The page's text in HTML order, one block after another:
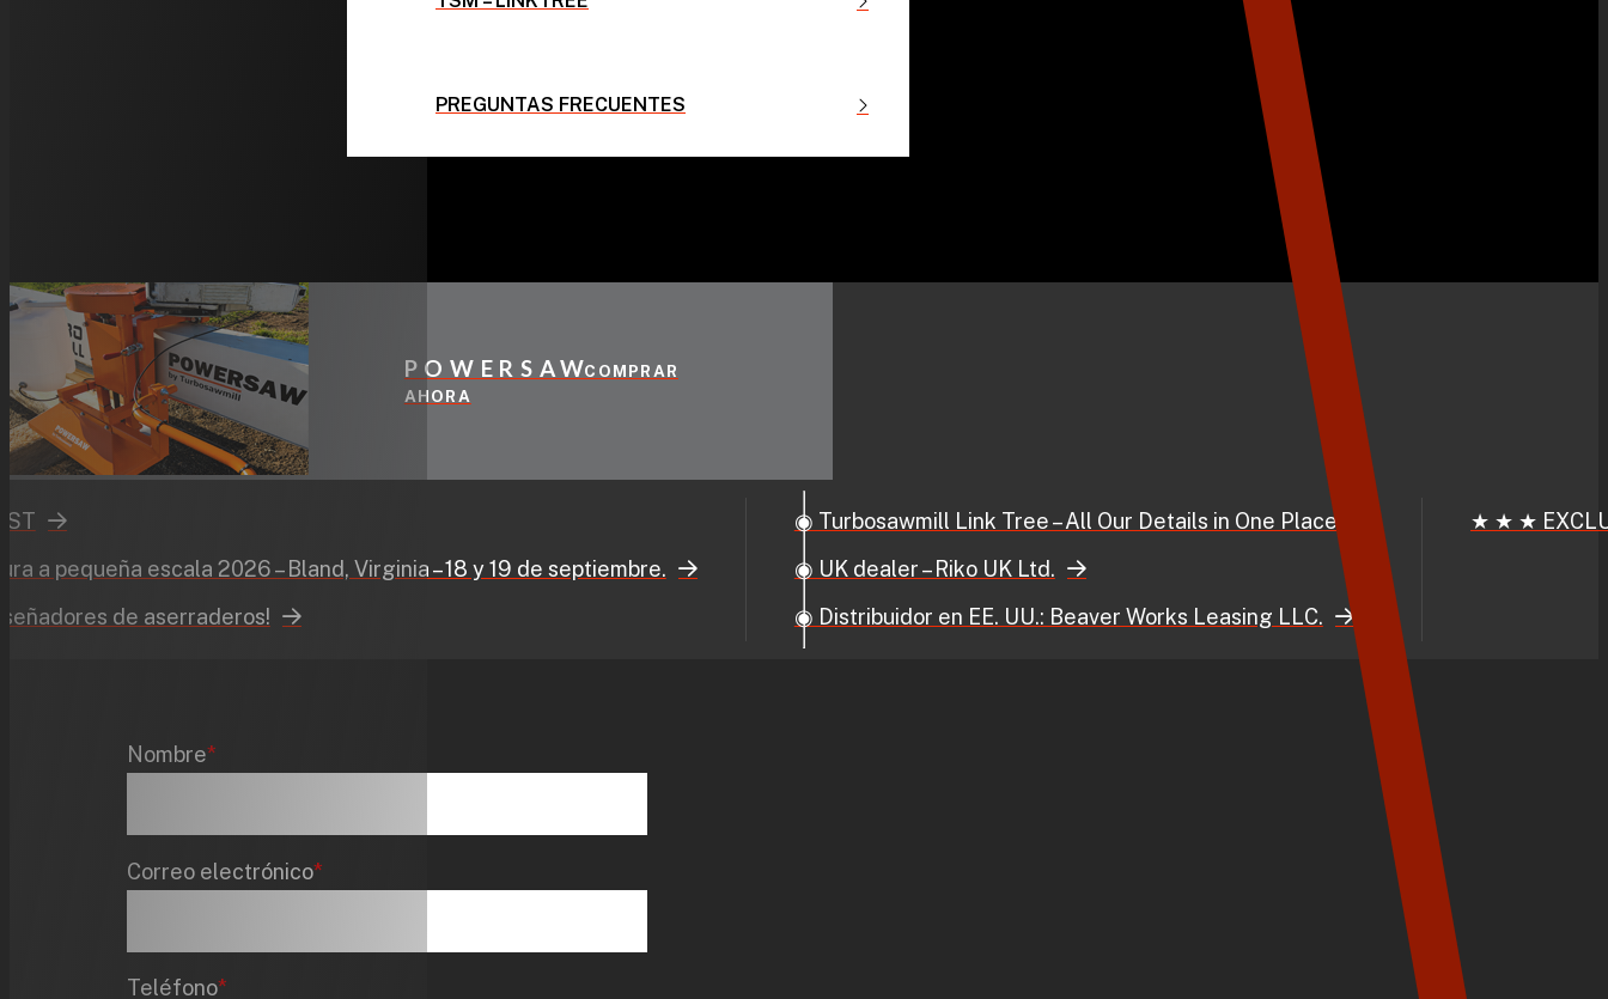
PREGUNTAS FRECUENTES
POWERSAWCOMPRAR
AHORA
escala 2026 – Bland, Virginia – 18 y 19 de septiembre.
aserraderos!
◉ Turbosawmill Link Tree – All Our Details in One Place!
◉ UK dealer – Riko UK Ltd.
◉ Distribuidor en EE. UU.: Beaver Works Leasing LLC.
★ ★ ★ EXCLUSIVE
Nombre*
Correo electrónico*
Teléfono*